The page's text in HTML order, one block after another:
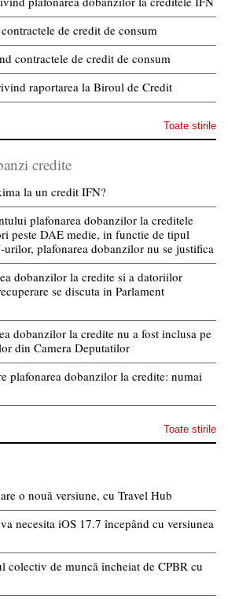
de credit de consum
contractele de credit de consum
raportarea la Biroul de Credit
Toate stirile
credite
la un credit IFN?
plafonarea dobanzilor la creditele
peste DAE medie, in functie de tipul
plafonarea dobanzilor nu se justifica
dobanzilor la credite si a datoriilor
se discuta in Parlament
dobanzilor la credite nu a fost inclusa pe
din Camera Deputatilor
plafonarea dobanzilor la credite: numai
Toate stirile
o nouă versiune, cu Travel Hub
necesita iOS 17.7 începând cu versiunea
colectiv de muncă încheiat de CPBR cu